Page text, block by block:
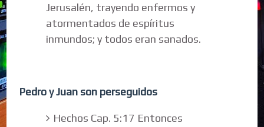
Jerusalén, trayendo enfermos y
atormentados de espíritus
inmundos; y todos eran sanados.
Pedro y Juan son perseguidos
Hechos Cap. 5:17 Entonces